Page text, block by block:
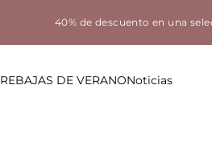
40% de descuento en una
REBAJAS DE VERANONoticias